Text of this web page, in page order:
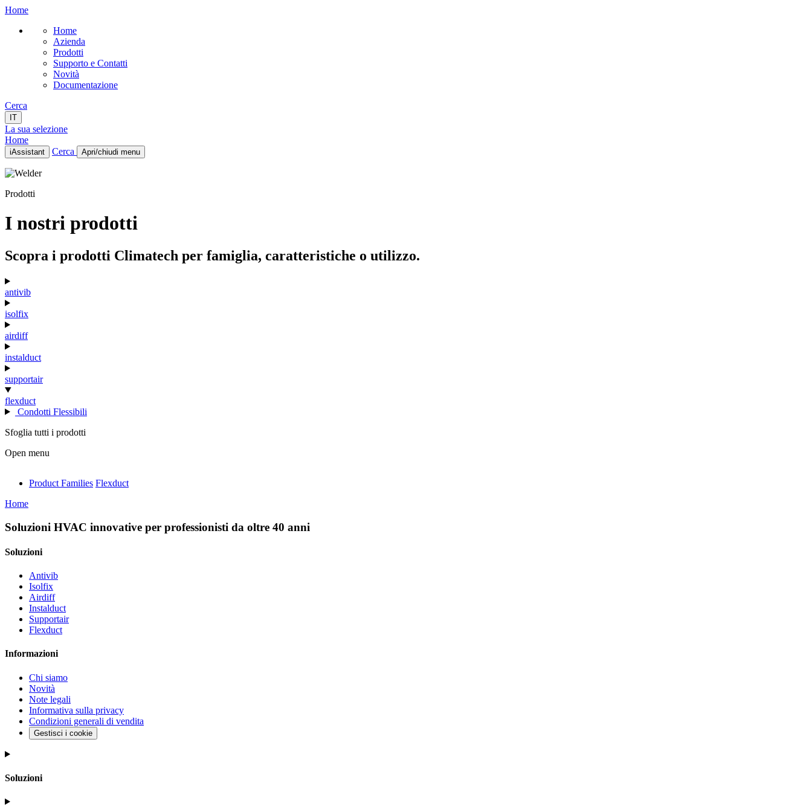
Home
Home
Azienda
Prodotti
Supporto e Contatti
Novità
Documentazione
Cerca
IT
La sua selezione
Home
iAssistant Cerca Apri/chiudi menu
Home
Prodotti
Novità
Documentazione
Prodotti
I nostri prodotti
Scopra i prodotti Climatech per famiglia, caratteristiche o utilizzo.
antivib
isolfix
airdiff
instalduct
supportair
flexduct
Condotti Flessibili
Sfoglia tutti i prodotti
Open menu
antivib
airdiff
instalduct
supportair
flexduct
Product Families Flexduct
Home
Soluzioni HVAC innovative per professionisti da oltre 40 anni
Soluzioni
Antivib
Isolfix
Airdiff
Instalduct
Supportair
Flexduct
Informazioni
Chi siamo
Novità
Note legali
Informativa sulla privacy
Condizioni generali di vendita
Gestisci i cookie
Soluzioni